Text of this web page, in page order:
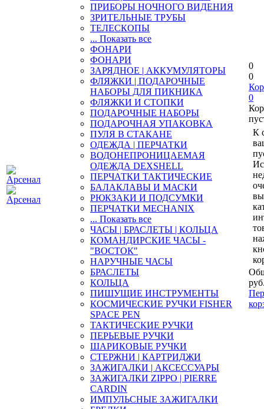
ПРИБОРЫ НОЧНОГО ВИДЕНИЯ
ЗРИТЕЛЬНЫЕ ТРУБЫ
ТЕЛЕСКОПЫ
... Показать все
ФОНАРИ
ФОНАРИ
ЗАРЯДНОЕ | АККУМУЛЯТОРЫ
ФЛЯЖКИ | ПОДАРОЧНЫЕ
НАБОРЫ ДЛЯ ПИКНИКА
ФЛЯЖКИ И СТОПКИ
ПОДАРОЧНЫЕ НАБОРЫ
ПОДАРОЧНАЯ УПАКОВКА
ПУЛЯ В СТАКАНЕ
ОДЕЖДА | ПЕРЧАТКИ
ВОДОНЕПРОНИЦАЕМАЯ
ОДЕЖДА DEXSHELL
ПЕРЧАТКИ ТАКТИЧЕСКИЕ
БАЛАКЛАВЫ И МАСКИ
РЮКЗАКИ И ПОДСУМКИ
ПЕРЧАТКИ MECHANIX
... Показать все
ЧАСЫ | БРАСЛЕТЫ | КОЛЬЦА
КОМАНДИРСКИЕ ЧАСЫ -
"ВОСТОК"
НАРУЧНЫЕ ЧАСЫ
БРАСЛЕТЫ
КОЛЬЦА
ПИШУЩИЕ ИНСТРУМЕНТЫ
КОСМИЧЕСКИЕ РУЧКИ FISHER
SPACE PEN
ТАКТИЧЕСКИЕ РУЧКИ
ПЕРЬЕВЫЕ РУЧКИ
ШАРИКОВЫЕ РУЧКИ
СТЕРЖНИ | КАРТРИДЖИ
ЗАЖИГАЛКИ | АКСЕССУАРЫ
ЗАЖИГАЛКИ ZIPPO | PIERRE
CARDIN
ИМПУЛЬСНЫЕ ЗАЖИГАЛКИ
0
0
0
К